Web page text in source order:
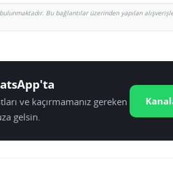
Bu bağlantılar üzerinden yapılan
ve kaçırmamanız gereken
gelsin.